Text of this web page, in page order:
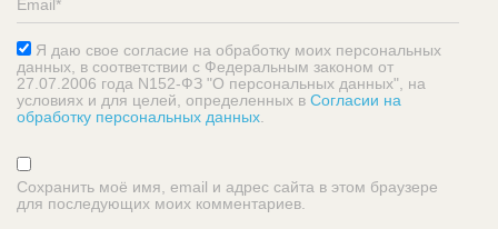
Я даю свое согласие на обработку моих персональных
данных, в соответствии с Федеральным законом от
27.07.2006 года N152-ФЗ "О персональных данных", на
условиях и для целей, определенных в Согласии на
обработку персональных данных
Сохранить моё имя, email и адрес сайта в этом браузере
для последующих моих комментариев.